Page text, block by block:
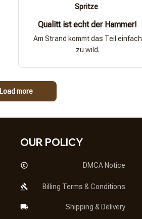
Spritze
Qualitt ist echt der Hammer!
Am Strand kommt das Teil einfach
zu wild.
Load more
OUR POLICY
DMCA Notice
Billing Terms & Conditions
Shipping & Delivery